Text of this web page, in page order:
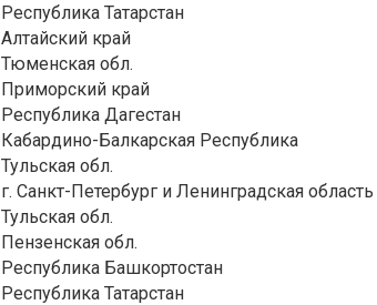
Республика Татарстан
Алтайский край
Тюменская обл.
Приморский край
Республика Дагестан
Кабардино-Балкарская Республика
Тульская обл.
г. Санкт-Петербург и Ленинградская область
Тульская обл.
Пензенская обл.
Республика Башкортостан
Республика Татарстан